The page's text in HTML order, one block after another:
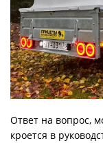
Ответ на вопрос,
кроется в